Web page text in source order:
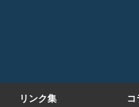
リンク集 コ